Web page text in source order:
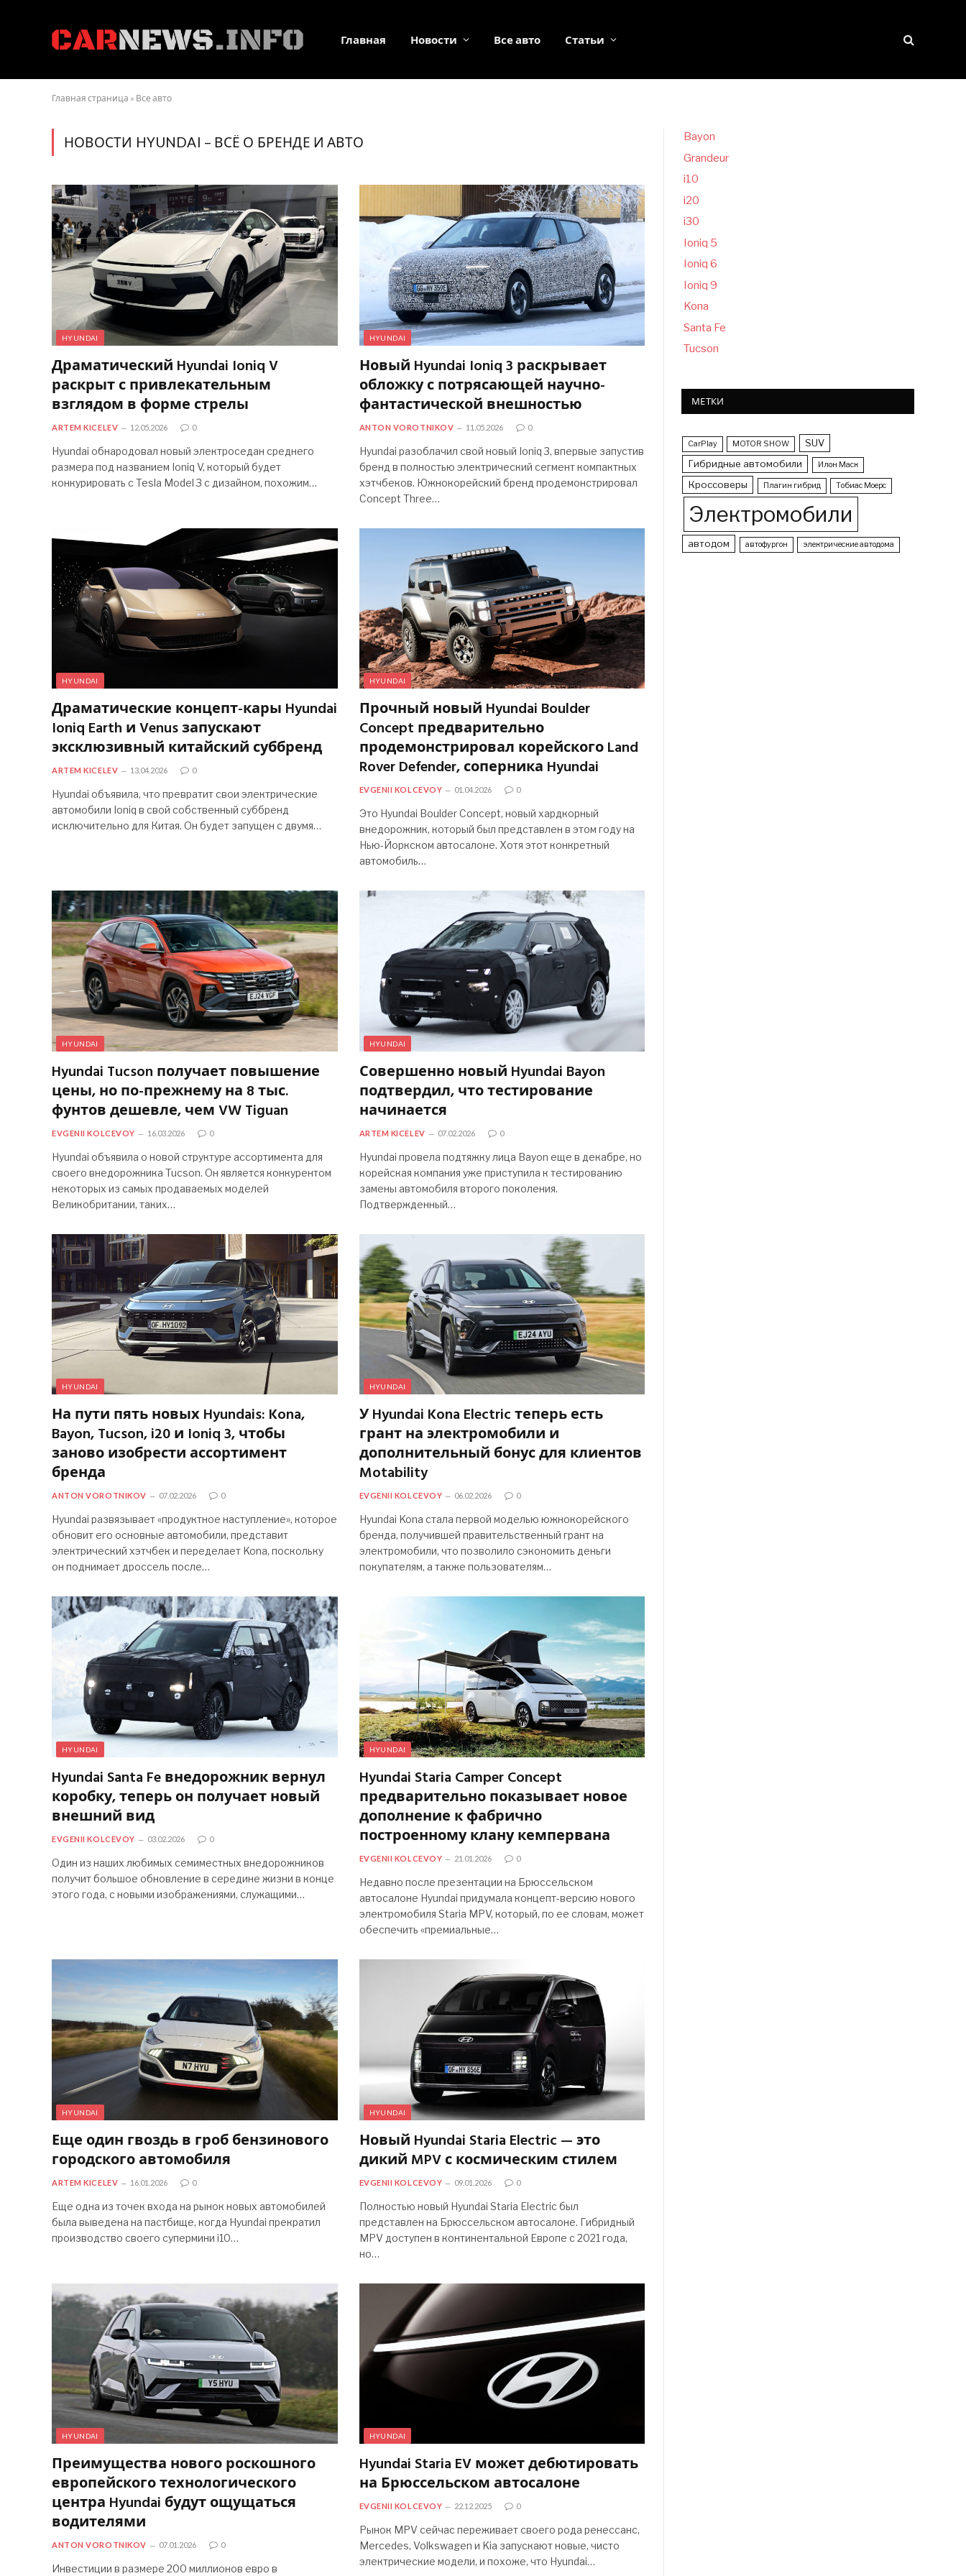
Главная Новости Все авто Статьи
Главная страница » Все авто
НОВОСТИ HYUNDAI – ВСЁ О БРЕНДЕ И АВТО
HYUNDAI
Драматический Hyundai Ioniq V
раскрыт с привлекательным
взглядом в форме стрелы
ARTEM KICELEV 12.05.2026 0
Hyundai обнародовал новый электроседан среднего
размера под названием Ioniq V, который будет
конкурировать с Tesla Model 3 с дизайном, похожим…
HYUNDAI
Новый Hyundai Ioniq 3 раскрывает
обложку с потрясающей научно-
фантастической внешностью
ANTON VOROTNIKOV 11.05.2026 0
Hyundai разоблачил свой новый Ioniq 3, впервые запустив
бренд в полностью электрический сегмент компактных
хэтчбеков. Южнокорейский бренд продемонстрировал
Concept Three…
HYUNDAI
Драматические концепт-кары Hyundai
Ioniq Earth и Venus запускают
эксклюзивный китайский суббренд
ARTEM KICELEV 13.04.2026 0
Hyundai объявила, что превратит свои электрические
автомобили Ioniq в свой собственный суббренд
исключительно для Китая. Он будет запущен с двумя…
HYUNDAI
Прочный новый Hyundai Boulder
Concept предварительно
продемонстрировал корейского Land
Rover Defender, соперника Hyundai
EVGENII KOLCEVOY 01.04.2026 0
Это Hyundai Boulder Concept, новый хардкорный
внедорожник, который был представлен в этом году на
Нью-Йоркском автосалоне. Хотя этот конкретный
автомобиль…
HYUNDAI
Hyundai Tucson получает повышение
цены, но по-прежнему на 8 тыс.
фунтов дешевле, чем VW Tiguan
EVGENII KOLCEVOY 16.03.2026 0
Hyundai объявила о новой структуре ассортимента для
своего внедорожника Tucson. Он является конкурентом
некоторых из самых продаваемых моделей
Великобритании, таких…
HYUNDAI
Совершенно новый Hyundai Bayon
подтвердил, что тестирование
начинается
ARTEM KICELEV 07.02.2026 0
Hyundai провела подтяжку лица Bayon еще в декабре, но
корейская компания уже приступила к тестированию
замены автомобиля второго поколения.
Подтвержденный…
HYUNDAI
На пути пять новых Hyundais: Kona,
Bayon, Tucson, i20 и Ioniq 3, чтобы
заново изобрести ассортимент
бренда
ANTON VOROTNIKOV 07.02.2026 0
Hyundai развязывает «продуктное наступление», которое
обновит его основные автомобили, представит
электрический хэтчбек и переделает Kona, поскольку
он поднимает дроссель после…
HYUNDAI
У Hyundai Kona Electric теперь есть
грант на электромобили и
дополнительный бонус для клиентов
Motability
EVGENII KOLCEVOY 06.02.2026 0
Hyundai Kona стала первой моделью южнокорейского
бренда, получившей правительственный грант на
электромобили, что позволило сэкономить деньги
покупателям, а также пользователям…
HYUNDAI
Hyundai Santa Fe внедорожник вернул
коробку, теперь он получает новый
внешний вид
EVGENII KOLCEVOY 03.02.2026 0
Один из наших любимых семиместных внедорожников
получит большое обновление в середине жизни в конце
этого года, с новыми изображениями, служащими…
HYUNDAI
Hyundai Staria Camper Concept
предварительно показывает новое
дополнение к фабрично
построенному клану кемпервана
EVGENII KOLCEVOY 21.01.2026 0
Недавно после презентации на Брюссельском
автосалоне Hyundai придумала концепт-версию нового
электромобиля Staria MPV, который, по ее словам, может
обеспечить «премиальные…
HYUNDAI
Еще один гвоздь в гроб бензинового
городского автомобиля
ARTEM KICELEV 16.01.2026 0
Еще одна из точек входа на рынок новых автомобилей
была выведена на пастбище, когда Hyundai прекратил
производство своего супермини i10…
HYUNDAI
Новый Hyundai Staria Electric — это
дикий MPV с космическим стилем
EVGENII KOLCEVOY 09.01.2026 0
Полностью новый Hyundai Staria Electric был
представлен на Брюссельском автосалоне. Гибридный
MPV доступен в континентальной Европе с 2021 года,
но…
HYUNDAI
Преимущества нового роскошного
европейского технологического
центра Hyundai будут ощущаться
водителями
ANTON VOROTNIKOV 07.01.2026 0
Инвестиции в размере 200 миллионов евро в
HYUNDAI
Hyundai Staria EV может дебютировать
на Брюссельском автосалоне
EVGENII KOLCEVOY 22.12.2025 0
Рынок MPV сейчас переживает своего рода ренессанс,
Mercedes, Volkswagen и Kia запускают новые, чисто
электрические модели, и похоже, что Hyundai…
Bayon
Grandeur
i10
i20
i30
Ioniq 5
Ioniq 6
Ioniq 9
Kona
Santa Fe
Tucson
МЕТКИ
CarPlay MOTOR SHOW
SUV
Гибридные автомобили
Илон Маск
Кроссоверы Плагин гибрид Тобиас Моерс
Электромобили
автодом автофургон электрические автодома